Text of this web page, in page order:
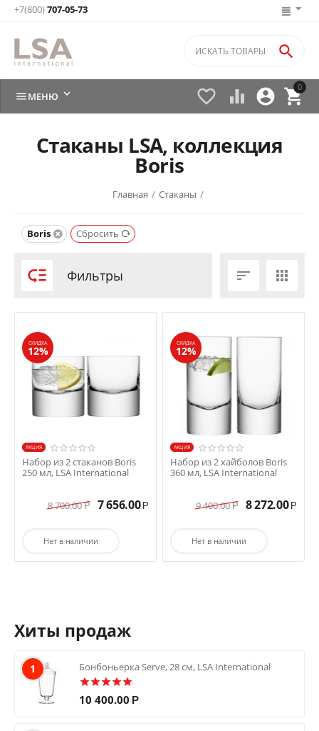
+7(800)707-05-73
0


 

МЕНЮ 
Стаканы LSA, коллекция
Boris
Главная / Стаканы /
Boris Сбросить
 Фильтры  
СКИДКА
12%
AКЦИЯ
Набор из 2 стаканов Boris
250 мл, LSA International
8 700.00 Р 7 656.00 Р
Нет в наличии
СКИДКА
12%
AКЦИЯ
Набор из 2 хайболов Boris
360 мл, LSA International
9 400.00 Р 8 272.00 Р
Нет в наличии
Хиты продаж
1 Бонбоньерка Serve, 28 см, LSA International
10 400.00 Р